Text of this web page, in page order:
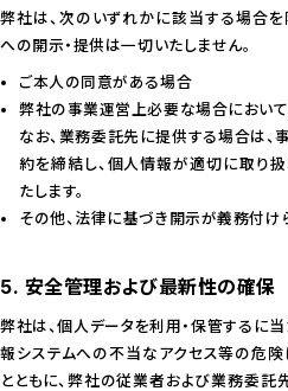
弊社は、次のいずれかに該当する場合
への開示・提供は一切いたしません。
ご本人の同意がある場合
弊社の事業運営上必要な場合におい
なお、業務委託先に提供する場合は
約を締結し、個人情報が適切に取り
たします。
その他、法律に基づき開示が義務付
5. 安全管理および最新性の確保
弊社は、個人データを利用・保管するに当
報システムへの不当なアクセス等の危
とともに、弊社の従業者および業務委託